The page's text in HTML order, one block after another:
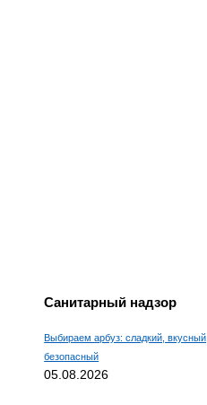
Санитарный надзор
Выбираем арбуз: сладкий, вкусный,
безопасный
05.08.2026